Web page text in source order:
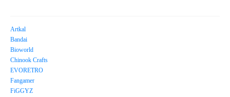
Artkal
Bandai
Bioworld
Chinook Crafts
EVORETRO
Fangamer
FiGGYZ